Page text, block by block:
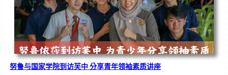
演
出
努鲁与国家学院到访芙中 分享青年领袖素质讲座